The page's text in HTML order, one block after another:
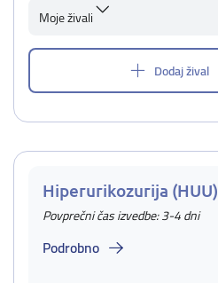
Moje živali
Dodaj žival
Hiperurikozurija (HUU)
Povprečni čas izvedbe: 3-4 dni
Podrobno